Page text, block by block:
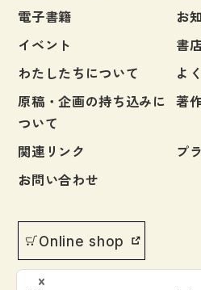
電子書籍
お
イベント
書
わたしたちについて
よ
原稿・企画の持ち込みに
ついて
著
関連リンク
プ
お問い合わせ
Online shop